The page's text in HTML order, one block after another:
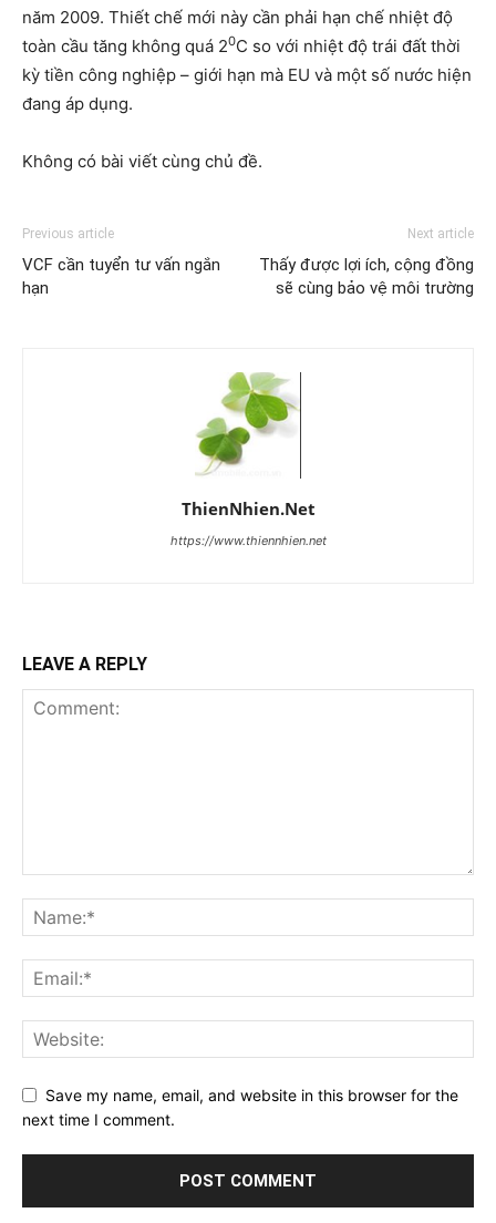
năm 2009. Thiết chế mới này cần phải hạn chế nhiệt độ
toàn cầu tăng không quá 20C so với nhiệt độ trái đất thời
kỳ tiền công nghiệp – giới hạn mà EU và một số nước hiện
đang áp dụng.
Không có bài viết cùng chủ đề.
Previous article
VCF cần tuyển tư vấn ngắn
hạn
Next article
Thấy được lợi ích, cộng đồng
sẽ cùng bảo vệ môi trường
ThienNhien.Net
https://www.thiennhien.net
LEAVE A REPLY
Save my name, email, and website in this browser for the
next time I comment.